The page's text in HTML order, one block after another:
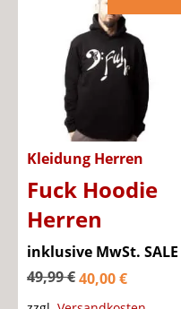
Kleidung Herren
Fuck Hoodie
Herren
inklusive MwSt.
49,99€
war:
SALE
40,00€
Preis